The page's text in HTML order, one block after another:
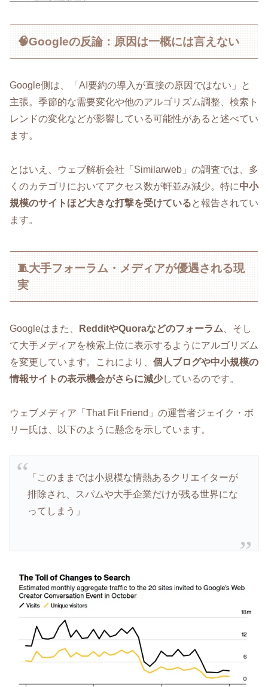
🧠Googleの反論：原因は一概には言えない
Google側は、「AI要約の導入が直接の原因ではない」と
主張。季節的な需要変化や他のアルゴリズム調整、検索ト
レンドの変化などが影響している可能性があると述べてい
ます。
とはいえ、ウェブ解析会社「Similarweb」の調査では、多
くのカテゴリにおいてアクセス数が軒並み減少。特に中小
規模のサイトほど大きな打撃を受けていると報告されてい
ます。
🧵大手フォーラム・メディアが優遇される現
実
Googleはまた、 RedditやQuoraなどのフォーラム 、そし
て大手メディアを検索上位に表示するようにアルゴリズム
を変更しています。これにより、 個人ブログや中小規模の
情報サイトの表示機会がさらに減少しているのです。
ウェブメディア「That Fit Friend」の運営者ジェイク・ボ
リー氏は、以下のように懸念を示しています。
「このままでは小規模な情熱あるクリエイターが
排除され、スパムや大手企業だけが残る世界にな
ってしまう」